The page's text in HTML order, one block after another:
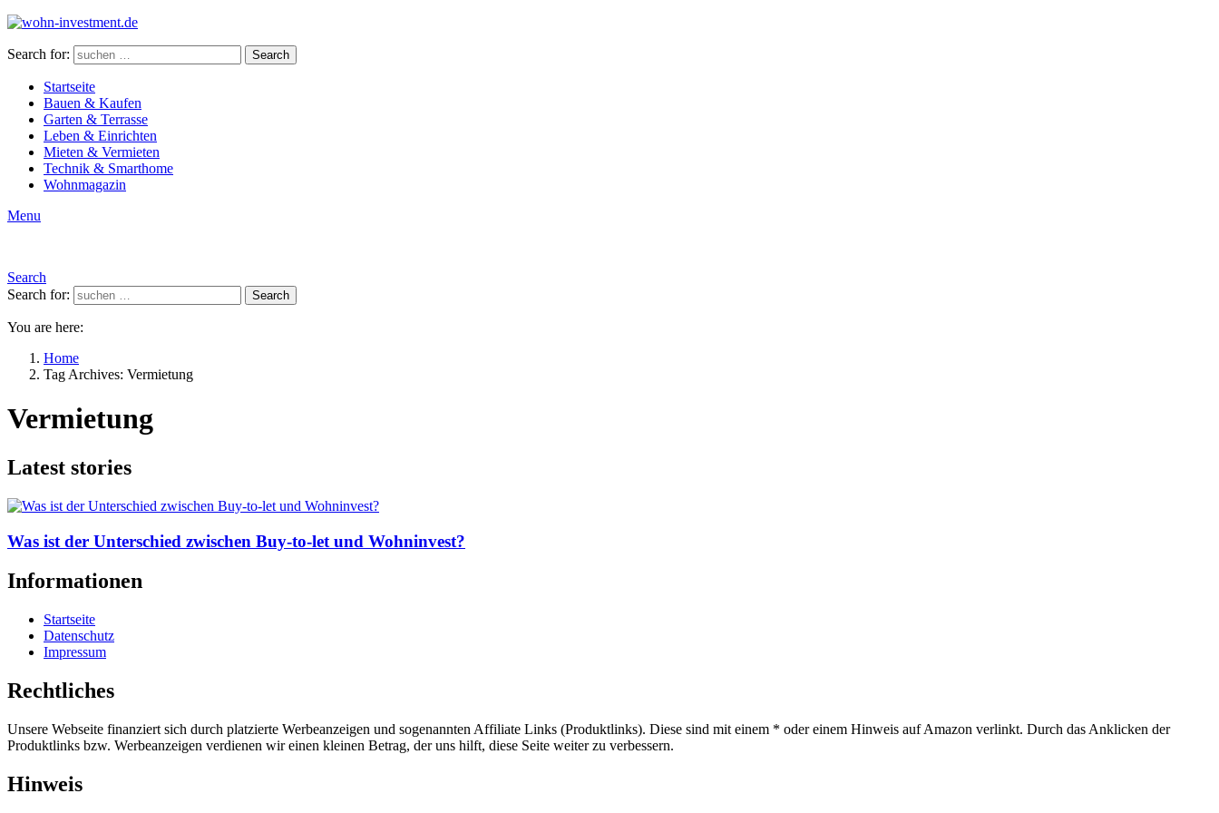
Search for: Search
Startseite
Bauen & Kaufen
Garten & Terrasse
Leben & Einrichten
Mieten & Vermieten
Technik & Smarthome
Wohnmagazin
Menu
Search
Search for:
Search
You are here:
Home
Tag Archives: Vermietung
Vermietung
Latest stories
Was ist der Unterschied zwischen Buy-to-let und Wohninvest?
Informationen
Startseite
Datenschutz
Impressum
Rechtliches
Unsere Webseite finanziert sich durch platzierte Werbeanzeigen und sogenannten Affiliate Links (Produktlinks). Diese sind mit einem * oder einem Hinweis auf Amazon verlinkt. Durch das Anklicken der
Produktlinks bzw. Werbeanzeigen verdienen wir einen kleinen Betrag, der uns hilft, diese Seite weiter zu verbessern.
Hinweis